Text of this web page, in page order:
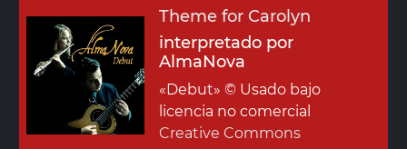
Theme for Carolyn
interpretado por
AlmaNova
«Debut» © Usado bajo
licencia no comercial
Creative Commons